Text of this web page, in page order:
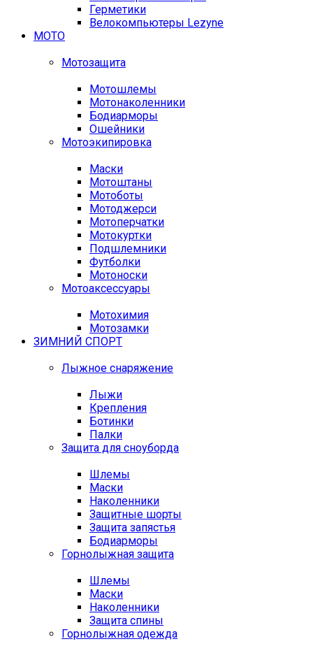
Герметики
Велокомпьютеры Lezyne
МОТО
Мотозащита
Мотошлемы
Мотонаколенники
Бодиарморы
Ошейники
Мотоэкипировка
Маски
Мотоштаны
Мотоботы
Мотоджерси
Мотоперчатки
Мотокуртки
Подшлемники
Футболки
Мотоноски
Мотоаксессуары
Мотохимия
Мотозамки
ЗИМНИЙ СПОРТ
Лыжное снаряжение
Лыжи
Крепления
Ботинки
Палки
Защита для сноуборда
Шлемы
Маски
Наколенники
Защитные шорты
Защита запястья
Бодиарморы
Горнолыжная защита
Шлемы
Маски
Наколенники
Защита спины
Горнолыжная одежда